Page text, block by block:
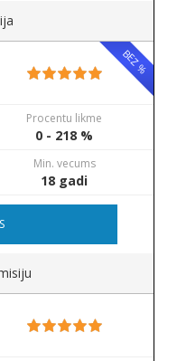
BEZ %
Procentu likme
0 - 218 %
Min. vecums
18 gadi